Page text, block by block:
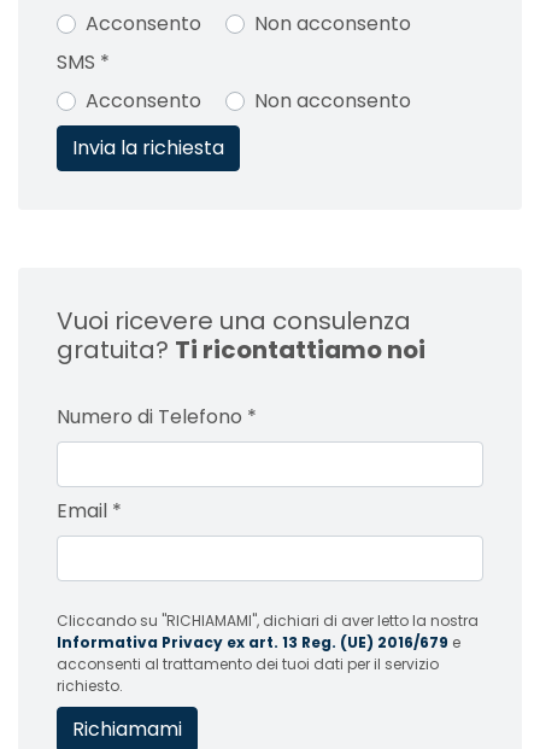
Acconsento
Non acconsento
SMS *
Acconsento
Non acconsento
Vuoi ricevere una consulenza
gratuita? Ti ricontattiamo noi
Numero di Telefono *
Email *
Cliccando su "RICHIAMAMI", dichiari di aver letto la nostra
Informativa Privacy ex art. 13 Reg. (UE) 2016/679 e
acconsenti al trattamento dei tuoi dati per il servizio
richiesto.